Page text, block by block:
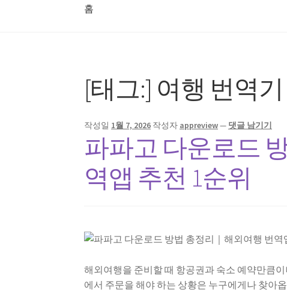
홈
[태그:] 여행 번역기
작성일 1월 7, 2026 작성자 appreview— 댓글 남기기
파파고 다운로드
역앱 추천 1순위
해외여행을 준비할 때 항공권과 숙소 예약만큼
에서 주문을 해야 하는 상황은 누구에게나 찾아